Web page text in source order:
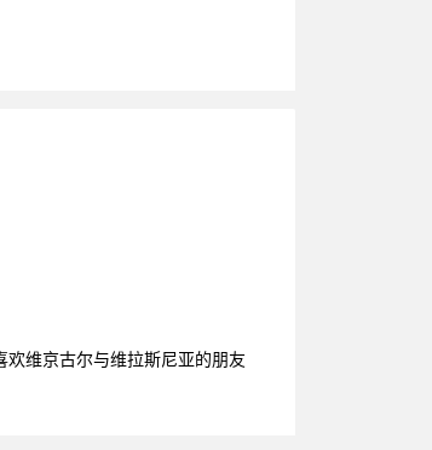
维京古尔与维拉斯尼亚的朋友